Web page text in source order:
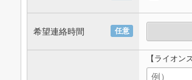
任意
希望連絡時間
【ライオン